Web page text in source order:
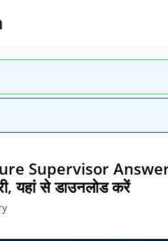
Supervisor Answer
यहां से डाउनलोड करें